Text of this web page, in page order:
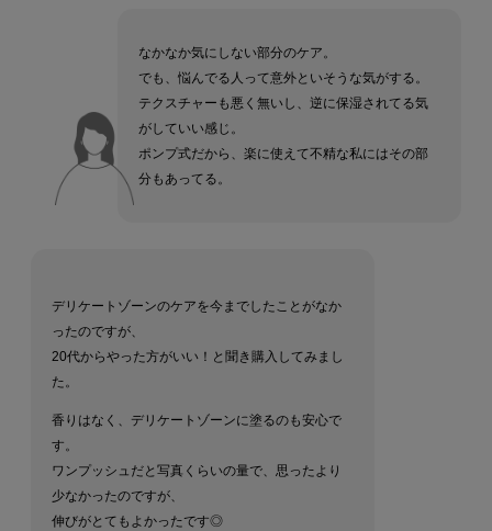
なかなか気にしない部分のケア。
でも、悩んでる人って意外といそうな気がする。
テクスチャーも悪く無いし、逆に保湿されてる気
がしていい感じ。
ポンプ式だから、楽に使えて不精な私にはその部
分もあってる。
デリケートゾーンのケアを今までしたことがなか
ったのですが、
20代からやった方がいい！と聞き購入してみまし
た。
香りはなく、デリケートゾーンに塗るのも安心で
す。
ワンプッシュだと写真くらいの量で、思ったより
少なかったのですが、
伸びがとてもよかったです◎